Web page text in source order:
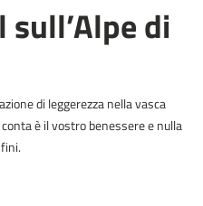
di
di leggerezza nella vasca
è il vostro benessere e nulla